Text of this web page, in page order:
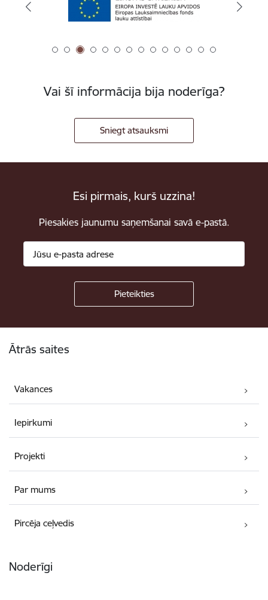
Vai šī informācija bija noderīga?
Sniegt atsauksmi
Esi pirmais, kurš uzzina!
Piesakies jaunumu saņemšanai savā e-pastā.
Ātrās saites
Vakances
Iepirkumi
Projekti
Par mums
Pircēja ceļvedis
Noderīgi